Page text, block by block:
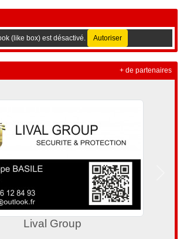
(like box) est désactivé. Autoriser
+ de partenaires